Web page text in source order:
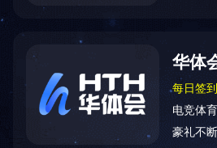
我们的服务